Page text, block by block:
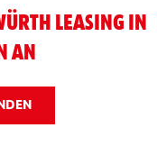
LEASING IN
AN